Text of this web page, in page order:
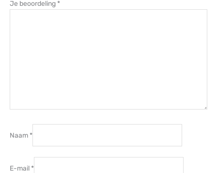
Je beoordeling *
Naam *
E-mail *